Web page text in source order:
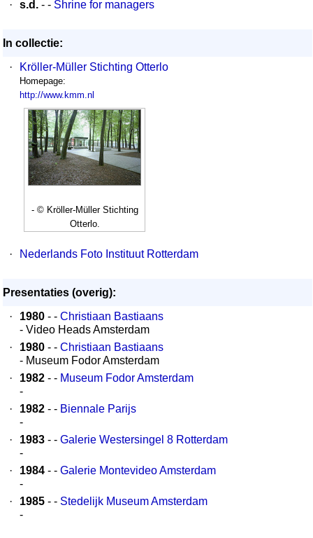
·
s.d. - - Shrine for managers
In collectie:
·
Kröller-Müller Stichting Otterlo
Homepage:
http://www.kmm.nl
- © Kröller-Müller Stichting
Otterlo.
· Nederlands Foto Instituut Rotterdam
Presentaties (overig):
·
1980 - - Christiaan Bastiaans
- Video Heads Amsterdam
·
1980 - - Christiaan Bastiaans
- Museum Fodor Amsterdam
·
1982 - - Museum Fodor Amsterdam
-
·
1982 - - Biennale Parijs
-
·
1983 - - Galerie Westersingel 8 Rotterdam
-
·
1984 - - Galerie Montevideo Amsterdam
-
·
1985 - - Stedelijk Museum Amsterdam
-